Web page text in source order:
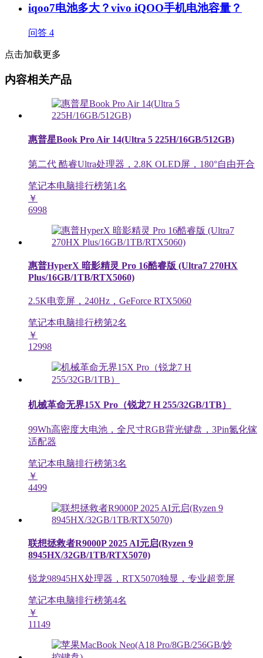
iqoo7电池多大？vivo iQOO手机电池容量？
问答 4
点击加载更多
内容相关产品
惠普星Book Pro Air 14(Ultra 5 225H/16GB/512GB)
第二代 酷睿Ultra处理器，2.8K OLED屏，180°自由开合
笔记本电脑排行榜第1名
￥
6998
惠普HyperX 暗影精灵 Pro 16酷睿版 (Ultra7 270HX
Plus/16GB/1TB/RTX5060)
2.5K电竞屏，240Hz，GeForce RTX5060
笔记本电脑排行榜第2名
￥
12998
机械革命无界15X Pro（锐龙7 H 255/32GB/1TB）
99Wh高密度大电池，全尺寸RGB背光键盘，3Pin氮化镓
适配器
笔记本电脑排行榜第3名
￥
4499
联想拯救者R9000P 2025 AI元启(Ryzen 9
8945HX/32GB/1TB/RTX5070)
锐龙98945HX处理器，RTX5070独显，专业超竞屏
笔记本电脑排行榜第4名
￥
11149